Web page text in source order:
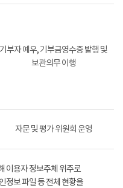
기부자 예우, 기부금영수증 발행 및
보관의무 이행
자문 및 평가 위원회 운영
이용자 정보주체 위주로
정보 파일 등 전체 현황을